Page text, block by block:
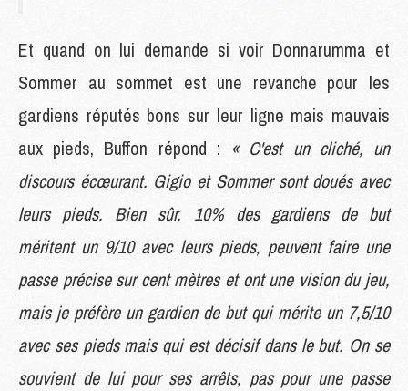
Et quand on lui demande si voir Donnarumma et
Sommer au sommet est une revanche pour les
gardiens réputés bons sur leur ligne mais mauvais
aux pieds, Buffon répond : « C'est un cliché, un
discours écœurant. Gigio et Sommer sont doués avec
leurs pieds. Bien sûr, 10% des gardiens de but
méritent un 9/10 avec leurs pieds, peuvent faire une
passe précise sur cent mètres et ont une vision du jeu,
mais je préfère un gardien de but qui mérite un 7,5/10
avec ses pieds mais qui est décisif dans le but. On se
souvient de lui pour ses arrêts, pas pour une passe